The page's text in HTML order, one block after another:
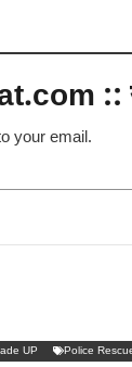
::
your email.
UP Police